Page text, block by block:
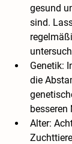
gesund
sind.
Genetik:
die
besseren
Alter: